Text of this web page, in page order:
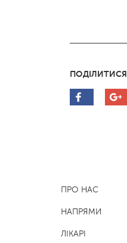
ПОДІЛИТИСЯ
ПРО НАС
НАПРЯМИ
ЛІКАРІ